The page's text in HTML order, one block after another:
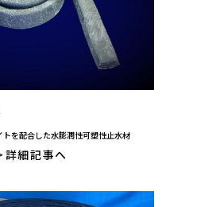
を配合した水膨潤性可塑性止水材
詳細記事へ